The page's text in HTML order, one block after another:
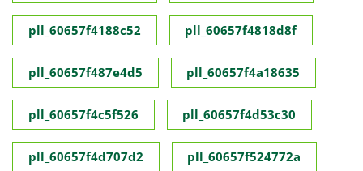
pll_60657f4188c52 pll_60657f4818d8f
pll_60657f487e4d5 pll_60657f4a18635
pll_60657f4c5f526 pll_60657f4d53c30
pll_60657f4d707d2 pll_60657f524772a